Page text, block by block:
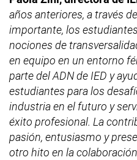
años anteriores, a través
importante, los
nociones de
en equipo en un entorno
parte del ADN de IED y
estudiantes para los
industria en el futuro y
éxito profesional. La
pasión, entusiasmo y
otro hito en la